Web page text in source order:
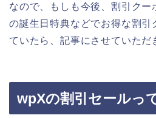
なので、もしも今後、割引ク
の誕生日特典などでお得な割引
ていたら、記事にさせていただ
wpXの割引セールっ